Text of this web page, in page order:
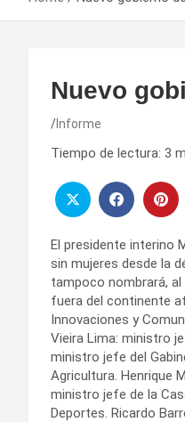
Nuevo
Informe
Tiempo de lectura: 3
El presidente interino
sin mujeres desde la
tampoco nombrará,
fuera del continente
Innovaciones y
Vieira Lima: ministro
ministro jefe del
Agricultura. Henrique
ministro jefe de la
Deportes. Ricardo